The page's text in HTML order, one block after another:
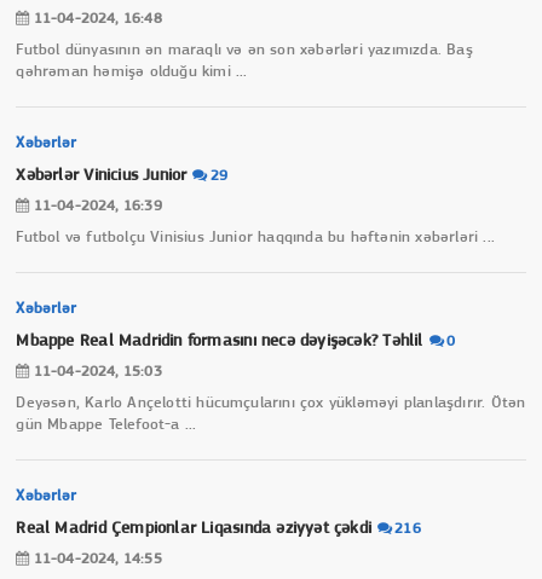
11-04-2024, 16:48
Futbol dünyasının ən maraqlı və ən son xəbərləri yazımızda. Baş
qəhrəman həmişə olduğu kimi ...
Xəbərlər
Xəbərlər Vinicius Junior
29
11-04-2024, 16:39
Futbol və futbolçu Vinisius Junior haqqında bu həftənin xəbərləri...
Xəbərlər
Mbappe Real Madridin formasını necə dəyişəcək? Təhlil
0
11-04-2024, 15:03
Deyəsən, Karlo Ançelotti hücumçularını çox yükləməyi planlaşdırır. Ötən
gün Mbappe Telefoot-a ...
Xəbərlər
Real Madrid Çempionlar Liqasında əziyyət çəkdi
216
11-04-2024, 14:55